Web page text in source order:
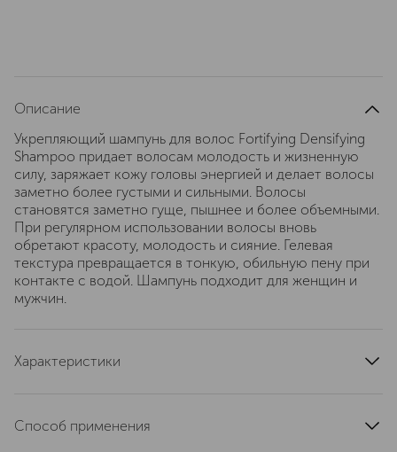
Описание
Укрепляющий шампунь для волос Fortifying Densifying
Shampoo придает волосам молодость и жизненную
силу, заряжает кожу головы энергией и делает волосы
заметно более густыми и сильными. Волосы
становятся заметно гуще, пышнее и более объемными.
При регулярном использовании волосы вновь
обретают красоту, молодость и сияние. Гелевая
текстура превращается в тонкую, обильную пену при
контакте с водой. Шампунь подходит для женщин и
мужчин.
Характеристики
текстура
Способ применения